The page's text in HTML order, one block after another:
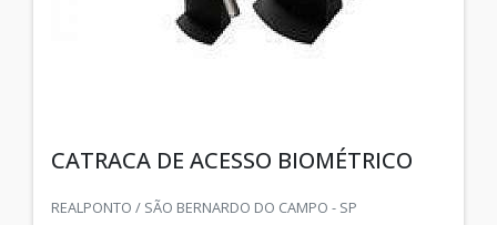
CATRACA DE ACESSO BIOMÉTRICO
REALPONTO / SÃO BERNARDO DO CAMPO - SP